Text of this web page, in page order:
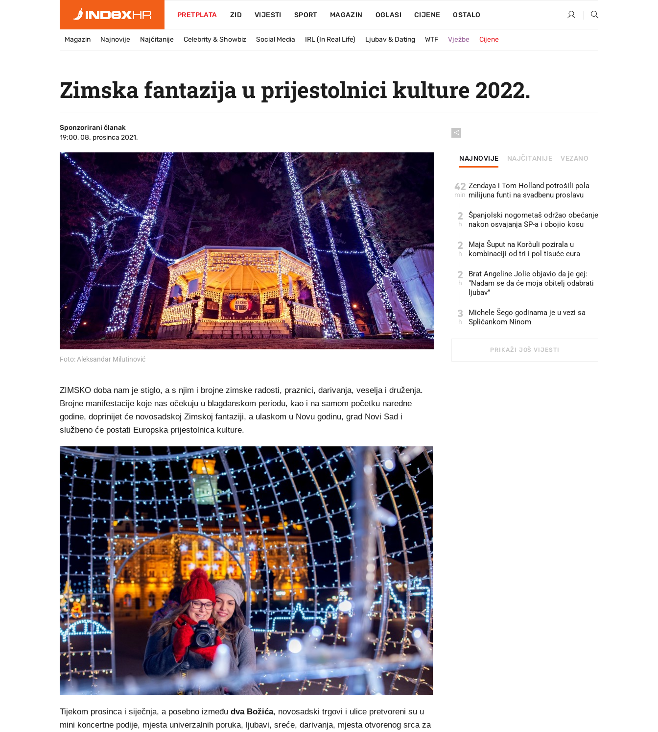
PRETPLATA ZID VIJESTI SPORT MAGAZIN OGLASI CIJENE OSTALO
Magazin Najnovije Najčitanije Celebrity & Showbiz Social Media IRL (In Real Life) Ljubav & Dating WTF Vježbe Cijene
Zimska fantazija u prijestolnici kulture 2022.
Sponzorirani članak
19:00, 08. prosinca 2021.
Foto: Aleksandar Milutinović
ZIMSKO doba nam je stiglo, a s njim i brojne zimske radosti, praznici, darivanja, veselja i druženja.
Brojne manifestacije koje nas očekuju u blagdanskom periodu, kao i na samom početku naredne
godine, doprinijet će novosadskoj Zimskoj fantaziji, a ulaskom u Novu godinu, grad Novi Sad i
službeno će postati Europska prijestolnica kulture.
Tijekom prosinca i siječnja, a posebno između dva Božića, novosadski trgovi i ulice pretvoreni su u
mini koncertne podije, mjesta univerzalnih poruka, ljubavi, sreće, darivanja, mjesta otvorenog srca za
NAJNOVIJE NAJČITANIJE VEZANO
42
min
Zendaya i Tom Holland potrošili pola
milijuna funti na svadbenu proslavu
2
h
Španjolski nogometaš održao obećanje
nakon osvajanja SP-a i obojio kosu
2
h
Maja Šuput na Korčuli pozirala u
kombinaciji od tri i pol tisuće eura
2
h
Brat Angeline Jolie objavio da je gej:
"Nadam se da će moja obitelj odabrati
ljubav"
3
h
Michele Šego godinama je u vezi sa
Splićankom Ninom
PRIKAŽI JOŠ VIJESTI